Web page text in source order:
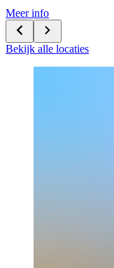
Meer info
Bekijk alle locaties